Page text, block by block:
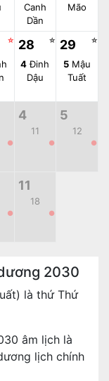
Canh
Dần
Mão
☆ 28 ☆
4Đinh
Dậu
29 ☆
5 Mậu
Tuất
●
4
11
●
5
12
●
●
11
18
●
2030
là thứ Thứ
âm lịch là
lịch chính